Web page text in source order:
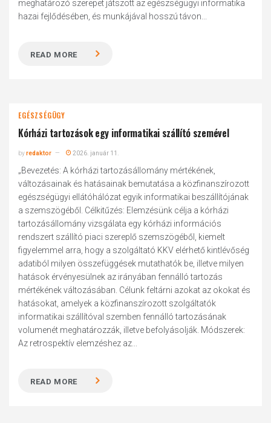
meghatározó szerepet játszott az egészségügyi informatika
hazai fejlődésében, és munkájával hosszú távon...
READ MORE
EGÉSZSÉGÜGY
Kórházi tartozások egy informatikai szállító szemével
byredaktor 2026. január 11.
„Bevezetés: A kórházi tartozásállomány mértékének,
változásainak és hatásainak bemutatása a közfinanszírozott
egészségügyi ellátóhálózat egyik informatikai beszállítójának
a szemszögéből. Célkitűzés: Elemzésünk célja a kórházi
tartozásállomány vizsgálata egy kórházi információs
rendszert szállító piaci szereplő szemszögéből, kiemelt
figyelemmel arra, hogy a szolgáltató KKV elérhető kintlévőség
adatiból milyen összefüggések mutathatók be, illetve milyen
hatások érvényesülnek az irányában fennálló tartozás
mértékének változásában. Célunk feltárni azokat az okokat és
hatásokat, amelyek a közfinanszírozott szolgáltatók
informatikai szállítóval szemben fennálló tartozásának
volumenét meghatározzák, illetve befolyásolják. Módszerek:
Az retrospektív elemzéshez az...
READ MORE